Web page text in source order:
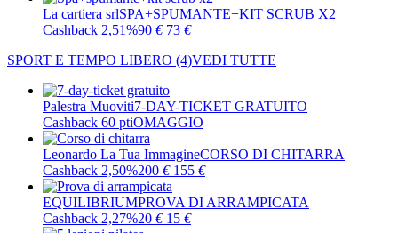
La cartiera srlSPA+SPUMANTE+KIT SCRUB X2
Cashback 2,51%90 € 73 €
SPORT E TEMPO LIBERO (4)VEDI TUTTE
Palestra Muoviti7-DAY-TICKET GRATUITO
Cashback 60 ptiOMAGGIO
Leonardo La Tua ImmagineCORSO DI CHITARRA
Cashback 2,50%200 € 155 €
EQUILIBRIUMPROVA DI ARRAMPICATA
Cashback 2,27%20 € 15 €